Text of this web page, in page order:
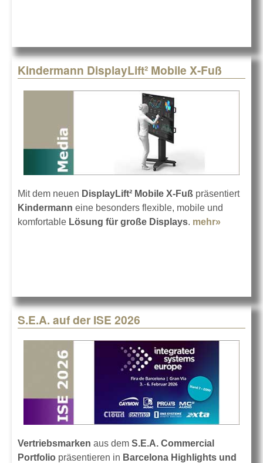
Kindermann DisplayLift² Mobile X-Fuß
Mit dem neuen DisplayLift² Mobile X-Fuß präsentiert
Kindermann eine besonders flexible, mobile und
komfortable Lösung für große Displays. mehr»
S.E.A. auf der ISE 2026
Vertriebsmarken aus dem S.E.A. Commercial
Portfolio präsentieren in Barcelona Highlights und